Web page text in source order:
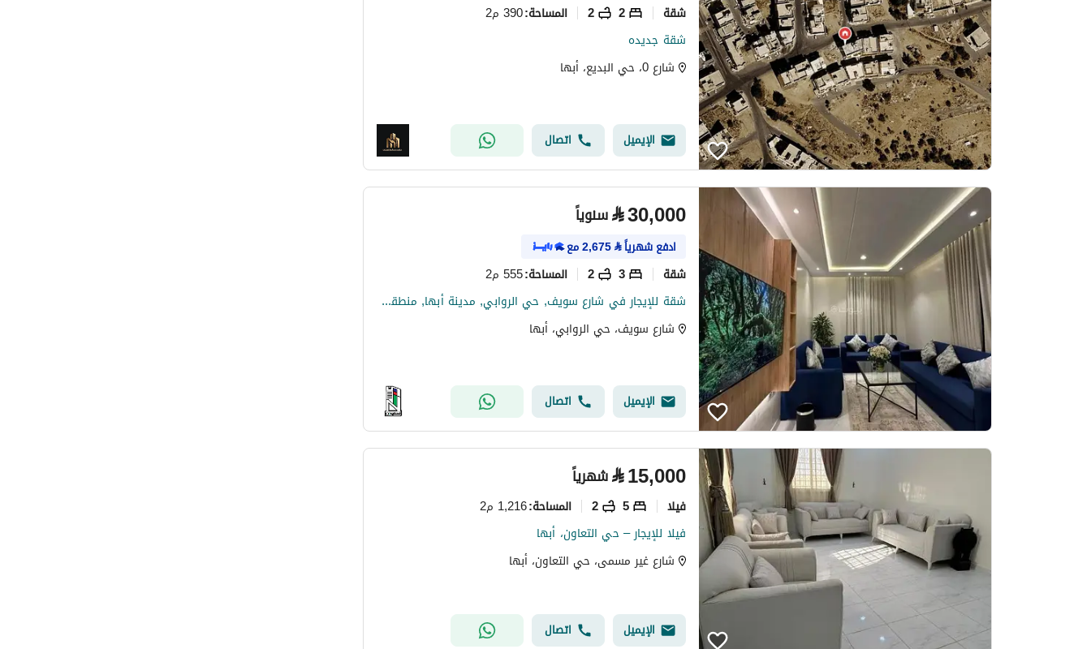
شقة 2
2 المساحة:390 م2
شقة جديده
شارع 0، حي البديع، أبها
الإيميل اتصال
⃁30,000 سنوياً
ادفع شهرياً⃁
2,675مع
شقة 3
2 المساحة:555 م2
شقة للإيجار في شارع سويف, حي الروابي, مدينة أبها, منطقة عسير
شارع سويف، حي الروابي، أبها
الإيميل اتصال
⃁15,000 شهرياً
فیلا 5
2 المساحة:1,216 م2
فيلا للإيجار – حي التعاون، أبها
شارع غير مسمى، حي التعاون، أبها
الإيميل اتصال